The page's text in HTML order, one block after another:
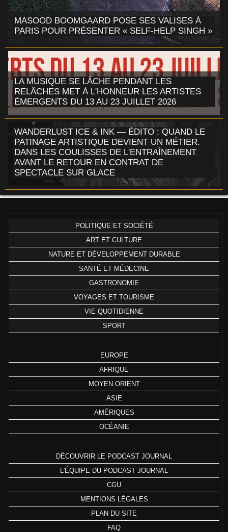
MASOOD BOOMGAARD POSE SES VALISES À
PARIS POUR PRÉSENTER « SELF-HELP SINGH »
LA MUSIQUE SE LÂCHE PENDANT LES
RELÂCHES MET À L'HONNEUR LES ARTISTES
ÉMERGENTS DU 13 AU 23 JUILLET 2026
WANDERLUST ICE & INK — ÉDITO : QUAND LE
PATINAGE ARTISTIQUE DEVIENT UN MÉTIER.
DANS LES COULISSES DE L'ENTRAÎNEMENT
AVANT LE RETOUR EN CONTRAT DE
SPECTACLE SUR GLACE
POLITIQUE ET SOCIÉTÉ
ART ET CULTURE
NATURE ET DÉVELOPPEMENT DURABLE
SANTÉ ET MÉDECINE
GASTRONOMIE
VOYAGES ET TOURISME
VIE QUOTIDIENNE
SPORT
EUROPE
AFRIQUE
MOYEN ORIENT
ASIE
AMÉRIQUES
OCÉANIE
DÉCOUVRIR LE PODCAST JOURNAL
L'ÉQUIPE DU PODCAST JOURNAL
CGU
MENTIONS LÉGALES
PLAN DU SITE
FAQ